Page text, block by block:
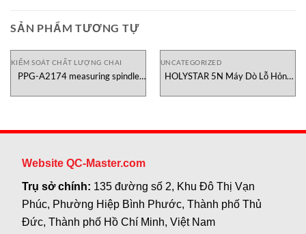
SẢN PHẨM TƯƠNG TỰ
KIỂM SOÁT CHẤT LƯỢNG CHAI
PPG-A2174 measuring spindle
UNCATEGORIZED
HOLYSTAR 5N Máy Dò Lỗ Hỏng
Website QC-Master.com
Trụ sở chính: 135 đường số 2, Khu Đô Thị Vạn
Phúc, Phường Hiệp Bình Phước, Thành phố Thủ
Đức, Thành phố Hồ Chí Minh, Việt Nam